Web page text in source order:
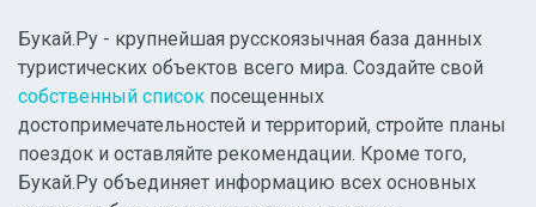
Букай.Ру - крупнейшая русскоязычная база данных
туристических объектов всего мира. Создайте свой
собственный список посещенных
достопримечательностей и территорий, стройте планы
поездок и оставляйте рекомендации. Кроме того,
Букай.Ру объединяет информацию всех основных